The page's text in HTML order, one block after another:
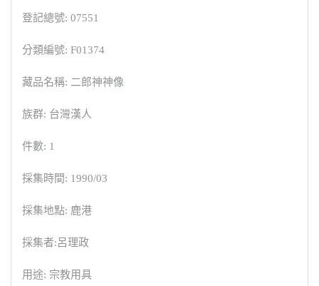
登記總號: 07551
分類編號: F01374
藏品名稱: 二郎神神像
族群: 台灣漢人
件數: 1
採集時間: 1990/03
採集地點: 鹿港
採集者:呂理政
用途: 宗教用具